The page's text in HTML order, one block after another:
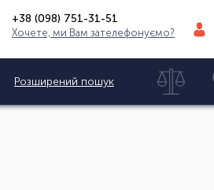
+38 (098) 751-31-51
Хочете, ми Вам зателефонуємо?
Розширений пошук